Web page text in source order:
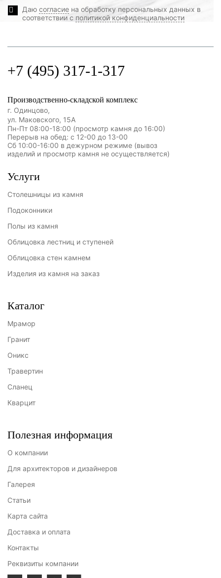
Даю согласие на обработку персональных данных в
соответствии с политикой конфиденциальности
+7 (495) 317-1-317
Производственно-складской комплекс
г. Одинцово,
ул. Маковского, 15А
Пн-Пт 08:00-18:00 (просмотр камня до 16:00)
Перерыв на обед: с 12-00 до 13-00
Сб 10:00-16:00 в дежурном режиме (вывоз
изделий и просмотр камня не осуществляется)
Услуги
Столешницы из камня
Подоконники
Полы из камня
Облицовка лестниц и ступеней
Облицовка стен камнем
Изделия из камня на заказ
Каталог
Мрамор
Гранит
Оникс
Травертин
Сланец
Кварцит
Полезная информация
О компании
Для архитекторов и дизайнеров
Галерея
Статьи
Карта сайта
Доставка и оплата
Контакты
Реквизиты компании